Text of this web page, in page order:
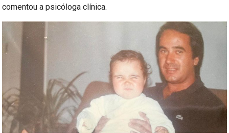
comentou a psicóloga clínica.